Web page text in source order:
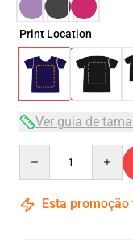
Print Location
Ver guia de
Esta